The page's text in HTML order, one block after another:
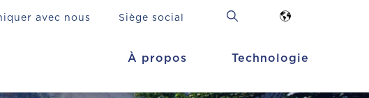
avec nous Siège social
Technologie
À propos